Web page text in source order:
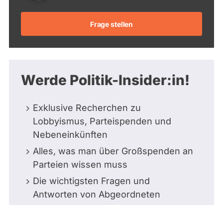
Frage stellen
Werde Politik-Insider:in!
Exklusive Recherchen zu
Lobbyismus, Parteispenden und
Nebeneinkünften
Alles, was man über Großspenden an
Parteien wissen muss
Die wichtigsten Fragen und
Antworten von Abgeordneten